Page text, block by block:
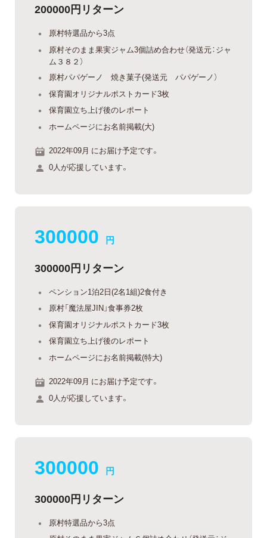
200000円リターン
原村特選品から3点
原村そのまま果実ジャム3個詰め合わせ（発送元：ジャ
ム３８２）
原村パパゲーノ 焼き菓子(発送元 パパゲーノ）
保育園オリジナルポストカード3枚
保育園立ち上げ後のレポート
ホームページにお名前掲載(大)
2022年09月 にお届け予定です。
0人が応援しています。
300000 円
300000円リターン
ペンション1泊2日(2名1組)2食付き
原村「魔法屋JIN」食事券2枚
保育園オリジナルポストカード3枚
保育園立ち上げ後のレポート
ホームページにお名前掲載(特大)
2022年09月 にお届け予定です。
0人が応援しています。
300000 円
300000円リターン
原村特選品から3点